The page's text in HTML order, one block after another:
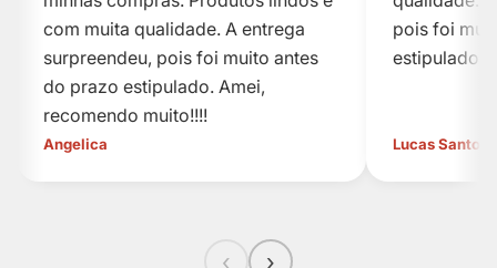
com muita qualidade. A entrega
surpreendeu, pois foi muito antes
do prazo estipulado. Amei,
recomendo muito!!!!
Angelica
pois foi
estipulado.
Lucas Santos
‹ ›